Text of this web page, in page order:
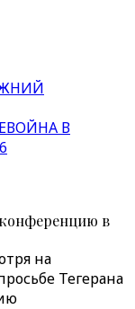
ВОЙНА В
в
на
Тегерана